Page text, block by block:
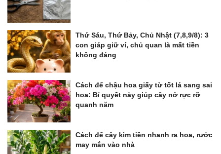
Thứ Sáu, Thứ Bảy, Chủ Nhật (7,8,9/8): 3
con giáp giữ ví, chủ quan là mất tiền
không đáng
Cách để chậu hoa giấy từ tốt lá sang sai
hoa: Bí quyết này giúp cây nở rực rỡ
quanh năm
Cách để cây kim tiền nhanh ra hoa, rước
may mắn vào nhà